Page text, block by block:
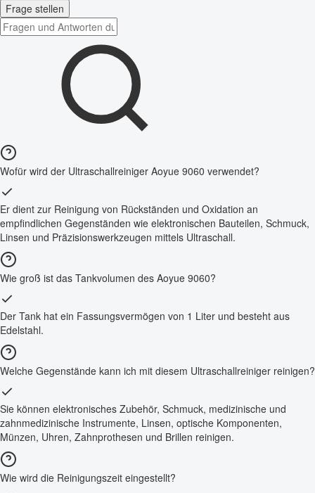
Frage stellen
Wofür wird der Ultraschallreiniger Aoyue 9060 verwendet?
Er dient zur Reinigung von Rückständen und Oxidation an
empfindlichen Gegenständen wie elektronischen Bauteilen, Schmuck,
Linsen und Präzisionswerkzeugen mittels Ultraschall.
Wie groß ist das Tankvolumen des Aoyue 9060?
Der Tank hat ein Fassungsvermögen von 1 Liter und besteht aus
Edelstahl.
Welche Gegenstände kann ich mit diesem Ultraschallreiniger reinigen?
Sie können elektronisches Zubehör, Schmuck, medizinische und
zahnmedizinische Instrumente, Linsen, optische Komponenten,
Münzen, Uhren, Zahnprothesen und Brillen reinigen.
Wie wird die Reinigungszeit eingestellt?